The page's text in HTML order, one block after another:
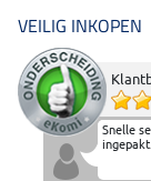
VEILIG INKOPEN
Snelle
ingepakt.